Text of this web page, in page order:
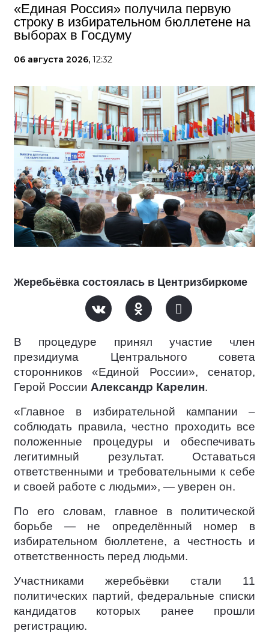
«Единая Россия» получила первую
строку в избирательном бюллетене на
выборах в Госдуму
06 августа 2026, 12:32
Жеребьёвка состоялась в Центризбиркоме
В процедуре принял участие член
президиума Центрального совета
сторонников «Единой России», сенатор,
Герой России Александр Карелин.
«Главное в избирательной кампании –
соблюдать правила, честно проходить все
положенные процедуры и обеспечивать
легитимный результат. Оставаться
ответственными и требовательными к себе
и своей работе с людьми», — уверен он.
По его словам, главное в политической
борьбе — не определённый номер в
избирательном бюллетене, а честность и
ответственность перед людьми.
Участниками жеребьёвки стали 11
политических партий, федеральные списки
кандидатов которых ранее прошли
регистрацию.